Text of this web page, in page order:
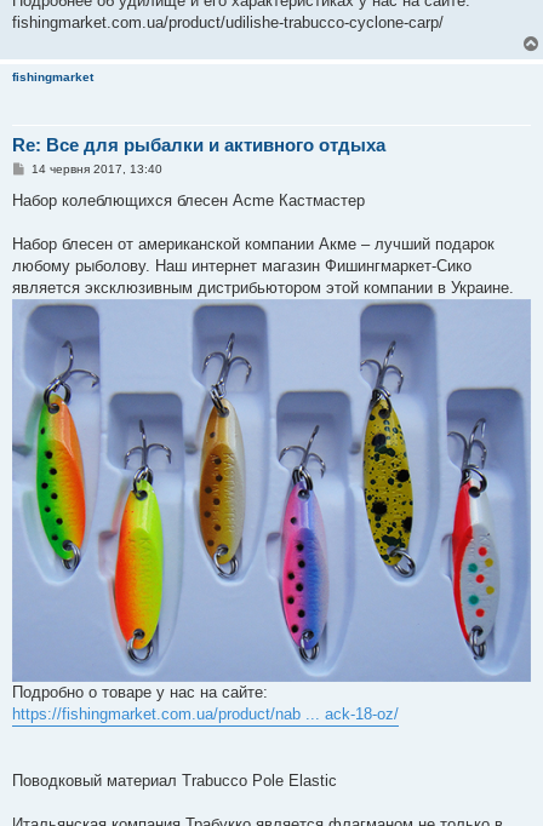
fishingmarket.com.ua/product/udilishe-trabucco-cyclone-carp/
fishingmarket
Re: Все для рыбалки и активного отдыха
П
в
о
л
е
н
н
я
14 червня 2017, 13:40
Набор колеблющихся блесен Acme Кастмастер
Набор блесен от американской компании Акме – лучший подарок
любому рыболову. Наш интернет магазин Фишингмаркет-Сико
является эксклюзивным дистрибьютором этой компании в Украине.
Подробно о товаре у нас на сайте:
https://fishingmarket.com.ua/product/nab ... ack-18-oz/
Поводковый материал Trabucco Pole Elastic